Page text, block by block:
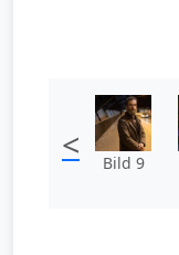
< Bild 9